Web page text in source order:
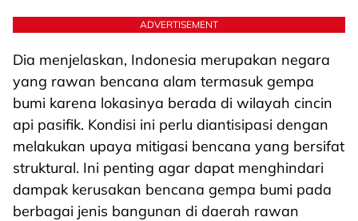
ADVERTISEMENT
Dia menjelaskan, Indonesia merupakan negara
yang rawan bencana alam termasuk gempa
bumi karena lokasinya berada di wilayah cincin
api pasifik. Kondisi ini perlu diantisipasi dengan
melakukan upaya mitigasi bencana yang bersifat
struktural. Ini penting agar dapat menghindari
dampak kerusakan bencana gempa bumi pada
berbagai jenis bangunan di daerah rawan